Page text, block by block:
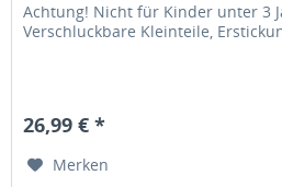
Achtung! Nicht für Kinder unter 3
Verschluckbare Kleinteile,
26,99 € *
Merken